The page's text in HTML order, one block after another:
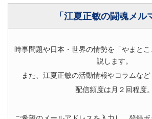
「江夏正敏の闘魂メル
時事問題や日本・世界の情勢を「やまと
説します。
また、江夏正敏の活動情報やコラムなど
配信頻度は月２回程度。